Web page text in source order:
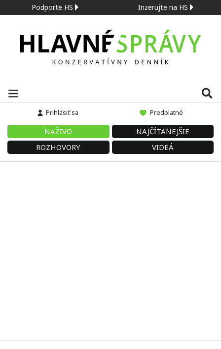
Podporte HS Inzerujte na HS
Prihlásiť sa Predplatné
NAŽIVO
NAJČÍTANEJŠIE
ROZHOVORY
VIDEÁ